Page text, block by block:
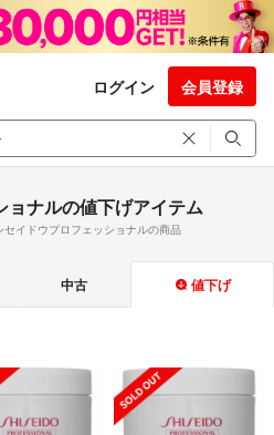
ログイン 会員登録
ョナルの値下げアイテム
イドウプロフェッショナルの商品
中古 値下げ